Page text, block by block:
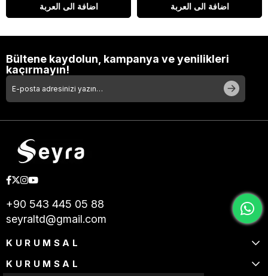
اضافة الى العربة اضافة الى العربة
Bültene kaydolun, kampanya ve yenilikleri
kaçırmayın!
+90 543 445 05 88
seyraltd@gmail.com
KURUMSAL
KURUMSAL